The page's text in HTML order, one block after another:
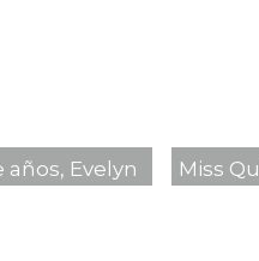
años, Evelyn Miss